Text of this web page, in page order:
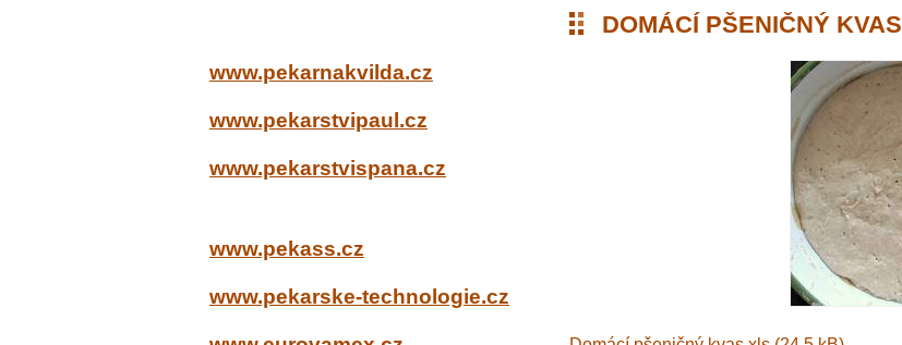
www.pekarnakvilda.cz
www.pekarstvipaul.cz
www.pekarstvispana.cz
www.pekass.cz
www.pekarske-technologie.cz
DOMÁCÍ PŠENIČNÝ KVAS